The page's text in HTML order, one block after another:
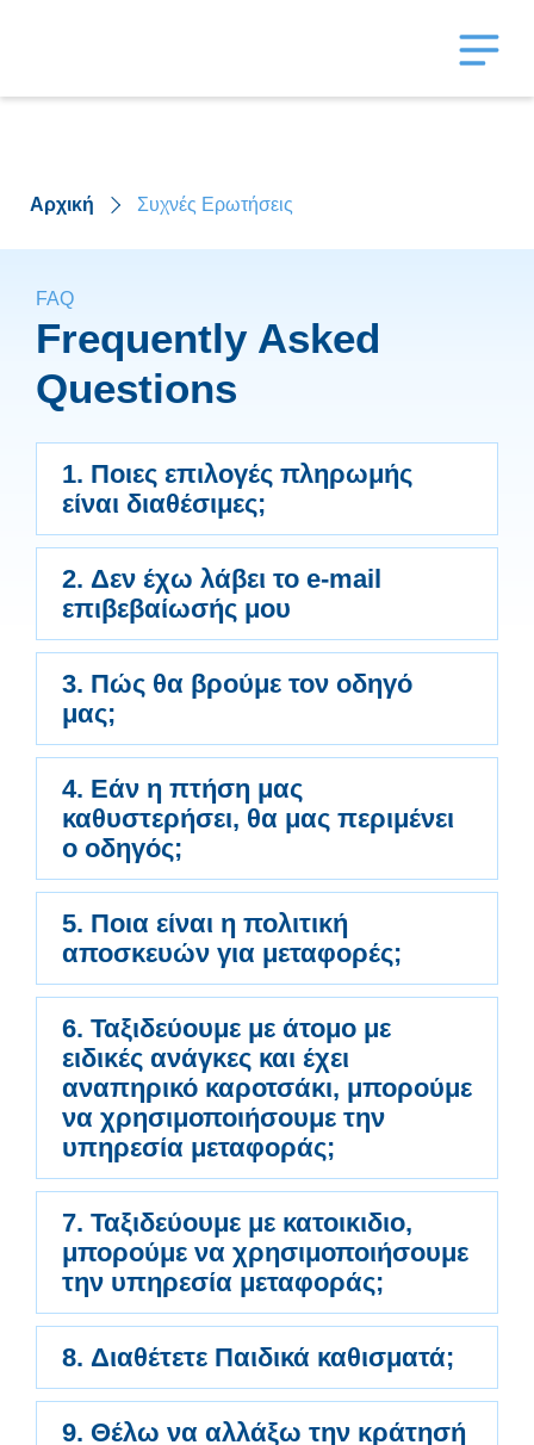
Αρχική Συχνές Ερωτήσεις
FAQ
Frequently Asked
Questions
1. Ποιες επιλογές πληρωμής
είναι διαθέσιμες;
2. Δεν έχω λάβει το e-mail
επιβεβαίωσής μου
3. Πώς θα βρούμε τον οδηγό
μας;
4. Εάν η πτήση μας
καθυστερήσει, θα μας περιμένει
ο οδηγός;
5. Ποια είναι η πολιτική
αποσκευών για μεταφορές;
6. Ταξιδεύουμε με άτομο με
ειδικές ανάγκες και έχει
αναπηρικό καροτσάκι, μπορούμε
να χρησιμοποιήσουμε την
υπηρεσία μεταφοράς;
7. Ταξιδεύουμε με κατοικιδιο,
μπορούμε να χρησιμοποιήσουμε
την υπηρεσία μεταφοράς;
8. Διαθέτετε Παιδικά καθισματά;
9. Θέλω να αλλάξω την κράτησή